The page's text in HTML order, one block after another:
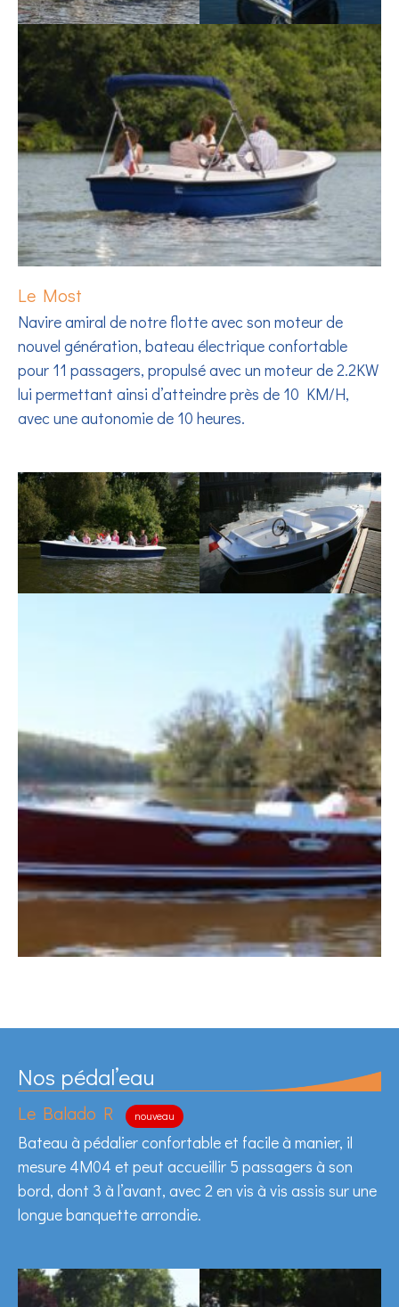
Le Most
Navire amiral de notre flotte avec son moteur de
nouvel génération, bateau électrique confortable
pour 11 passagers, propulsé avec un moteur de 2.2KW
lui permettant ainsi d’atteindre près de 10 KM/H,
avec une autonomie de 10 heures.
Nos pédal’eau
Le Balado R nouveau
Bateau à pédalier confortable et facile à manier, il
mesure 4M04 et peut accueillir 5 passagers à son
bord, dont 3 à l’avant, avec 2 en vis à vis assis sur une
longue banquette arrondie.